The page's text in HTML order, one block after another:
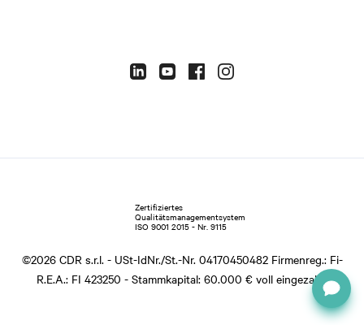
Zertifiziertes
Qualitätsmanagementsystem
ISO 9001 2015 - Nr. 9115
©2026 CDR s.r.l. - USt-IdNr./St.-Nr. 04170450482 Firmenreg.: Fi-
R.E.A.: FI 423250 - Stammkapital: 60.000 € voll eingezahlt